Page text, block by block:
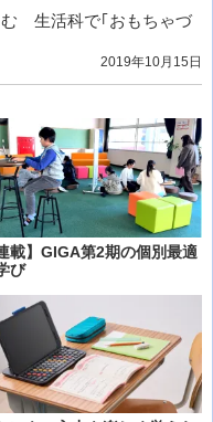
む 生活科で｢おもちゃづ
2019年10月15日
載】GIGA第2期の個別最適
び